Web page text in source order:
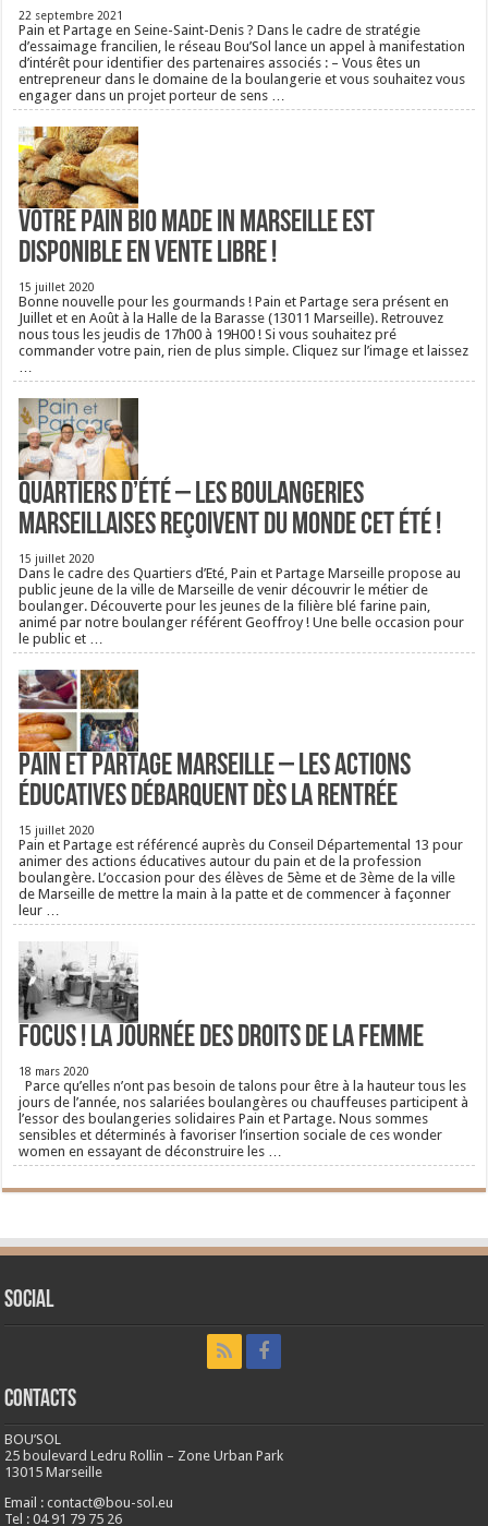
22 septembre 2021
Pain et Partage en Seine-Saint-Denis ? Dans le cadre de stratégie
d’essaimage francilien, le réseau Bou’Sol lance un appel à manifestation
d’intérêt pour identifier des partenaires associés : – Vous êtes un
entrepreneur dans le domaine de la boulangerie et vous souhaitez vous
engager dans un projet porteur de sens …
Votre pain bio Made in Marseille est
disponible en vente libre !
15 juillet 2020
Bonne nouvelle pour les gourmands ! Pain et Partage sera présent en
Juillet et en Août à la Halle de la Barasse (13011 Marseille). Retrouvez
nous tous les jeudis de 17h00 à 19H00 ! Si vous souhaitez pré
commander votre pain, rien de plus simple. Cliquez sur l’image et laissez
…
Quartiers d’été – Les boulangeries
Marseillaises reçoivent du monde cet été !
15 juillet 2020
Dans le cadre des Quartiers d’Eté, Pain et Partage Marseille propose au
public jeune de la ville de Marseille de venir découvrir le métier de
boulanger. Découverte pour les jeunes de la filière blé farine pain,
animé par notre boulanger référent Geoffroy ! Une belle occasion pour
le public et …
Pain et Partage Marseille – Les actions
éducatives débarquent dès la rentrée
15 juillet 2020
Pain et Partage est référencé auprès du Conseil Départemental 13 pour
animer des actions éducatives autour du pain et de la profession
boulangère. L’occasion pour des élèves de 5ème et de 3ème de la ville
de Marseille de mettre la main à la patte et de commencer à façonner
leur …
FOCUS ! La journée des droits de la femme
18 mars 2020
Parce qu’elles n’ont pas besoin de talons pour être à la hauteur tous les
jours de l’année, nos salariées boulangères ou chauffeuses participent à
l’essor des boulangeries solidaires Pain et Partage. Nous sommes
sensibles et déterminés à favoriser l’insertion sociale de ces wonder
women en essayant de déconstruire les …
Social
CONTACTS
BOU’SOL
25 boulevard Ledru Rollin – Zone Urban Park
13015 Marseille
Email : contact@bou-sol.eu
Tel : 04 91 79 75 26